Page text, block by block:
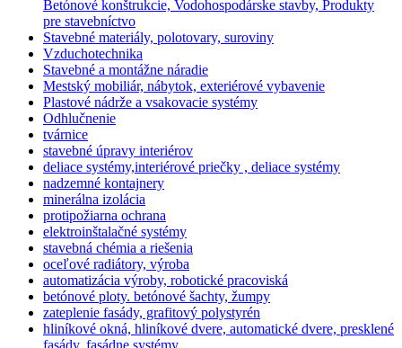
Betónové konštrukcie, Vodohospodárske stavby, Produkty
pre stavebníctvo
Stavebné materiály, polotovary, suroviny
Vzduchotechnika
Stavebné a montážne náradie
Mestský mobiliár, nábytok, exteriérové vybavenie
Plastové nádrže a vsakovacie systémy
Odhlučnenie
tvárnice
stavebné úpravy interiérov
deliace systémy,interiérové priečky , deliace systémy
nadzemné kontajnery
minerálna izolácia
protipožiarna ochrana
elektroinštalačné systémy
stavebná chémia a riešenia
oceľové radiátory, výroba
automatizácia výroby, robotické pracoviská
betónové ploty. betónové šachty, žumpy
zateplenie fasády, grafitový polystyrén
hliníkové okná, hliníkové dvere, automatické dvere, presklené
fasády, fasádne systémy,